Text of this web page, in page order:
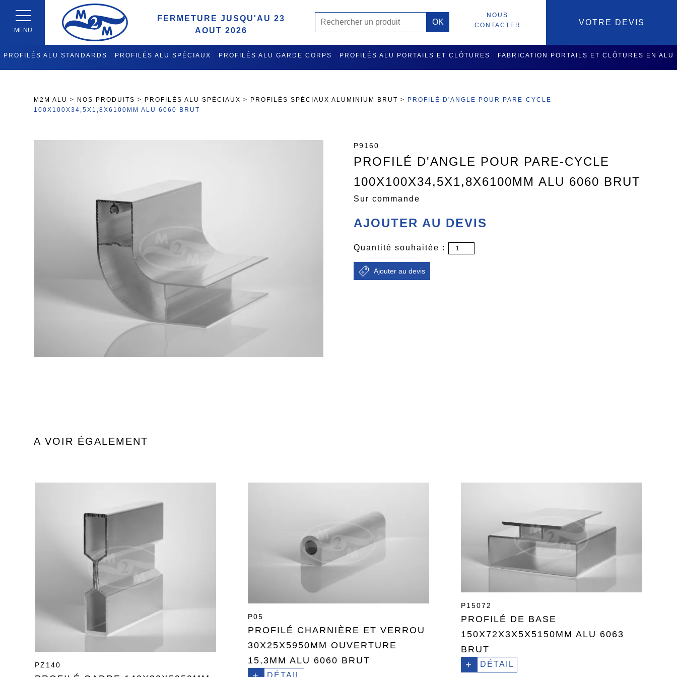
MENU
VOTRE DEVIS
NOUS
CONTACTER
FERMETURE JUSQU'AU 23
AOUT 2026
PROFILÉS ALU STANDARDS PROFILÉS ALU SPÉCIAUX PROFILÉS ALU GARDE CORPS PROFILÉS ALU PORTAILS ET CLÔTURES FABRICATION PORTAILS ET CLÔTURES EN ALU
M2M ALU > NOS PRODUITS > PROFILÉS ALU SPÉCIAUX > PROFILÉS SPÉCIAUX ALUMINIUM BRUT >
PROFILÉ D'ANGLE POUR PARE-CYCLE
100X100X34,5X1,8X6100MM ALU 6060 BRUT
P9160
PROFILÉ D'ANGLE POUR PARE-CYCLE
100X100X34,5X1,8X6100MM ALU 6060 BRUT
Sur commande
AJOUTER AU DEVIS
Quantité souhaitée :
A VOIR ÉGALEMENT
PZ140
P05
PROFILÉ CHARNIÈRE ET VERROU
30X25X5950MM OUVERTURE
15,3MM ALU 6060 BRUT
DÉTAIL
P15072
PROFILÉ DE BASE
150X72X3X5X5150MM ALU 6063
BRUT
+ DÉTAIL